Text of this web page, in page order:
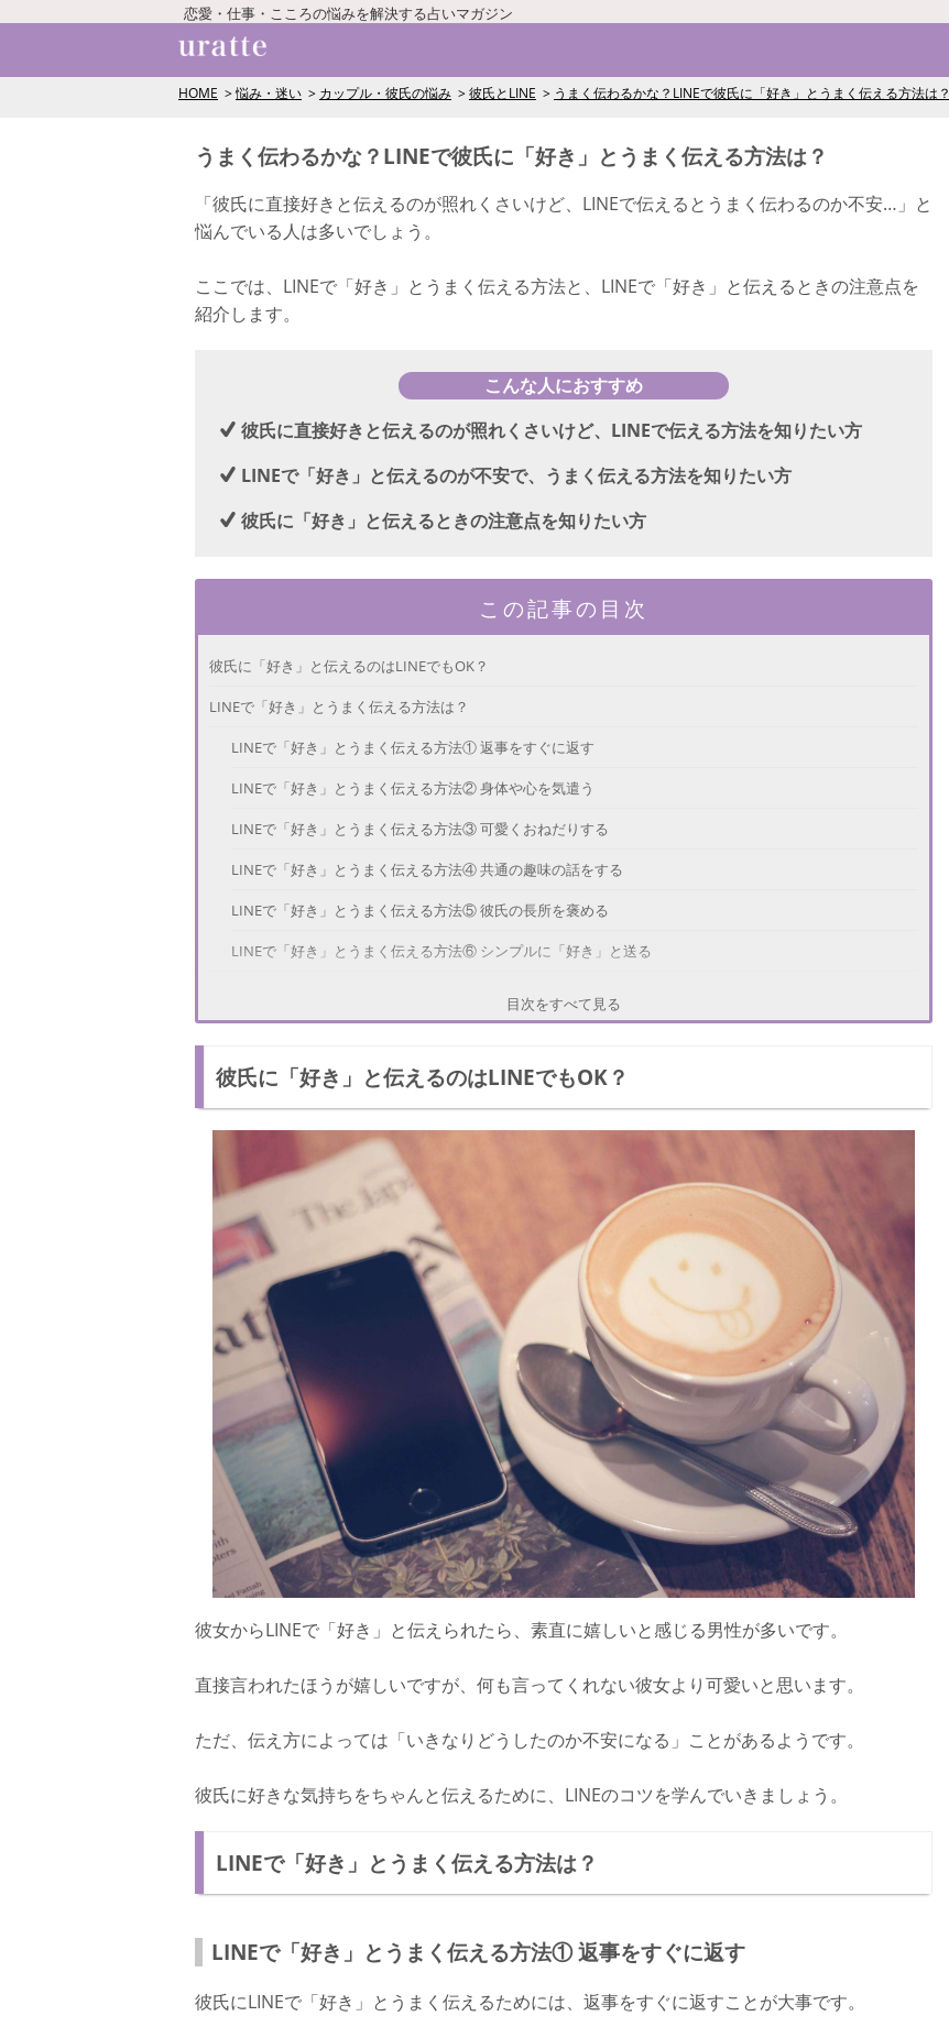
恋愛・仕事・こころの悩みを解決する占いマガジン
HOME 悩み・迷い カップル・彼氏の悩み 彼氏とLINE うまく伝わるかな？LINEで彼氏に「好き」とうまく伝える方法は？
うまく伝わるかな？LINEで彼氏に「好き」とうまく伝える方法は？
「彼氏に直接好きと伝えるのが照れくさいけど、LINEで伝えるとうまく伝わるのか不安…」と
悩んでいる人は多いでしょう。
ここでは、LINEで「好き」とうまく伝える方法と、LINEで「好き」と伝えるときの注意点を
紹介します。
こんな人におすすめ
彼氏に直接好きと伝えるのが照れくさいけど、LINEで伝える方法を知りたい方
LINEで「好き」と伝えるのが不安で、うまく伝える方法を知りたい方
彼氏に「好き」と伝えるときの注意点を知りたい方
この記事の目次
彼氏に「好き」と伝えるのはLINEでもOK？
LINEで「好き」とうまく伝える方法は？
LINEで「好き」とうまく伝える方法① 返事をすぐに返す
LINEで「好き」とうまく伝える方法② 身体や心を気遣う
LINEで「好き」とうまく伝える方法③ 可愛くおねだりする
LINEで「好き」とうまく伝える方法④ 共通の趣味の話をする
LINEで「好き」とうまく伝える方法⑤ 彼氏の長所を褒める
LINEで「好き」とうまく伝える方法⑥ シンプルに「好き」と送る
長文で「好き」を伝える
嬉しい？LINEで「好き」と言われた体験談
体験談① すぐに「俺も」と返信した
体験談② 嬉しいけど、少し不安になる
彼氏にしっかりと伝えよう！
目次をすべて見る
彼氏に「好き」と伝えるのはLINEでもOK？
彼女からLINEで「好き」と伝えられたら、素直に嬉しいと感じる男性が多いです。
直接言われたほうが嬉しいですが、何も言ってくれない彼女より可愛いと思います。
ただ、伝え方によっては「いきなりどうしたのか不安になる」ことがあるようです。
彼氏に好きな気持ちをちゃんと伝えるために、LINEのコツを学んでいきましょう。
LINEで「好き」とうまく伝える方法は？
LINEで「好き」とうまく伝える方法① 返事をすぐに返す
彼氏にLINEで「好き」とうまく伝えるためには、返事をすぐに返すことが大事です。